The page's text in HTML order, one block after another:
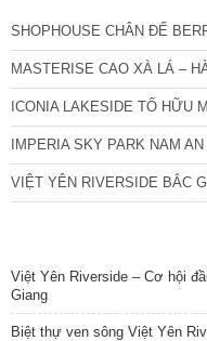
SHOPHOUSE CHÂN ĐẾ
MASTERISE CAO XÀ LÁ –
ICONIA LAKESIDE TỐ HỮU
IMPERIA SKY PARK NAM AN
VIỆT YÊN RIVERSIDE BẮC
Việt Yên Riverside – Cơ hội
Giang
Biệt thự ven sông Việt Yên